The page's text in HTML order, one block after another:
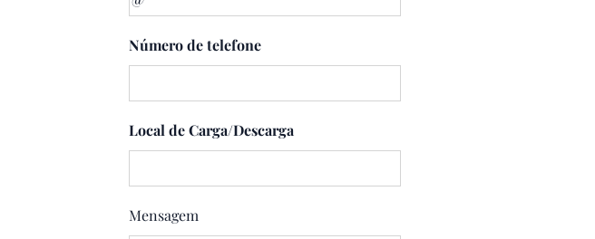
Número de telefone
Local de Carga/Descarga
Mensagem